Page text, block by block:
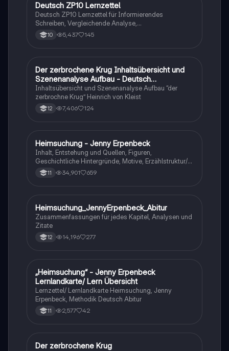
Deutsch
Deutsch ZP10 Lernzettel
Deutsch ZP10 Lernzettel für Informierendes
Schreiben, Vergleichende Analyse,
Sachtexte/Roman/Gedicht..
10 5,437 145
Deutsch
Der zerbrochene Krug Inhaltsübersicht und
Szenenanalyse Aufbau - Deutsch
Q1/Q2/Abitur
Inhaltsübersicht und Szenenanalyse Aufbau “der
zerbrochne Krug” Heinrich von Kleist
12 7,406 124
Deutsch
Heimsuchung - Jenny Erpenbeck
Inhalt, Entstehung und Quellen, Figuren,
Geschichtliche Hintergründe, Motive, Erzählstruktur/-
stil 11 34,901 659
Deutsch
Heimsuchung_JennyErpenbeck_Abitur
Zusammenfassungen für jedes Kapitel, Analysen und
Zitate
12 14,196 277
Deutsch
„Heimsuchung“ - Jenny Erpenbeck
Lernlandkarte/ Lern Übersicht
Lernzettel/ Lernlandkarte Heimsuchung, Jenny
Erpenbeck, Methodik Deutsch Abitur
11 2,577 42
Deutsch
Der zerbrochene Krug